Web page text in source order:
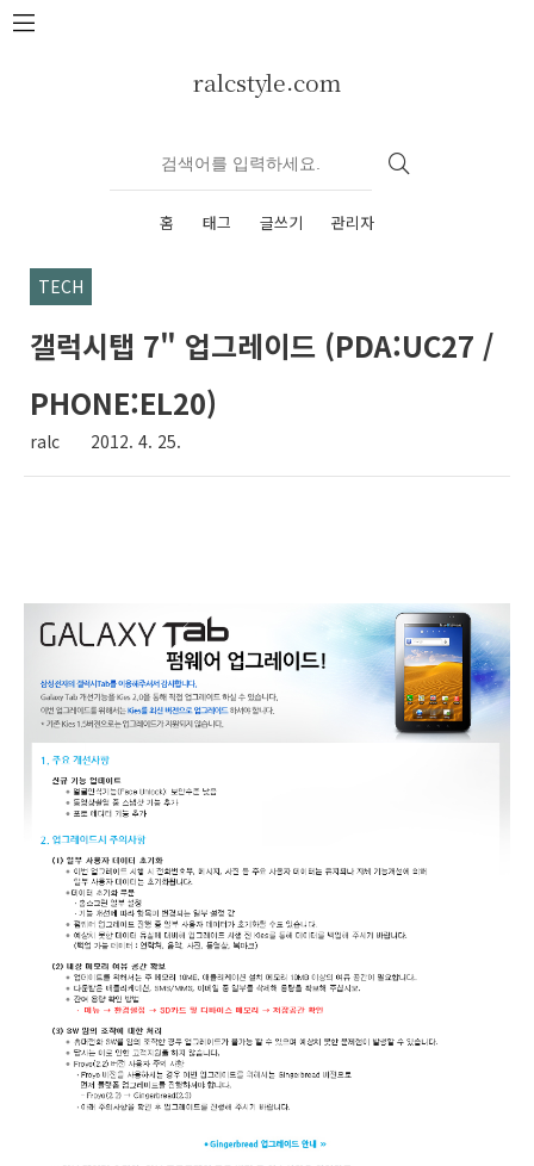
본문 바로가기
ralcstyle.com
홈 태그 글쓰기 관리자
TECH
갤럭시탭 7" 업그레이드 (PDA:UC27 /
PHONE:EL20)
ralc 2012. 4. 25.